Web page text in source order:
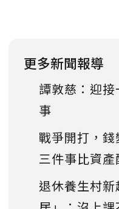
更多新聞報導
譚敦慈：迎
事
戰爭開打，
三件事比資產
退休養生村